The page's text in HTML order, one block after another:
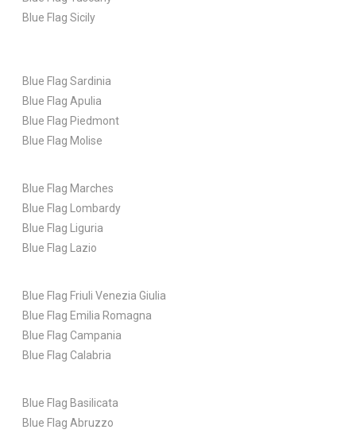
Blue Flag Sicily
Blue Flag Sardinia
Blue Flag Apulia
Blue Flag Piedmont
Blue Flag Molise
Blue Flag Marches
Blue Flag Lombardy
Blue Flag Liguria
Blue Flag Lazio
Blue Flag Friuli Venezia Giulia
Blue Flag Emilia Romagna
Blue Flag Campania
Blue Flag Calabria
Blue Flag Basilicata
Blue Flag Abruzzo